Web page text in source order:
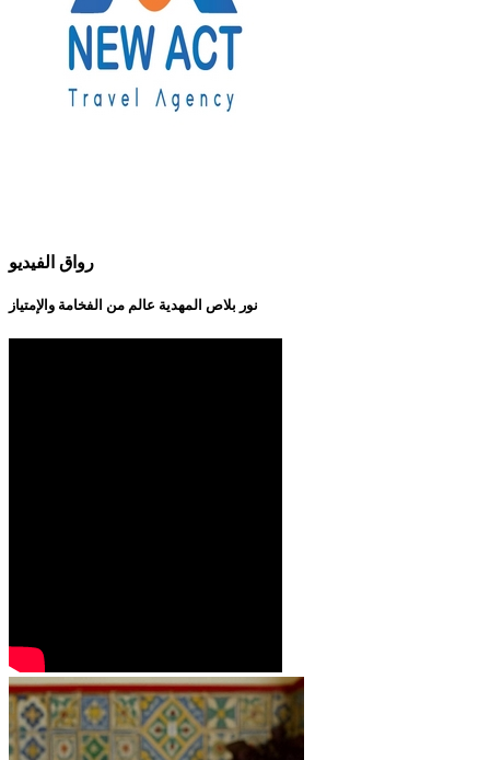
رواق الفيديو
نور بلاص المهدية عالم من الفخامة والإمتياز